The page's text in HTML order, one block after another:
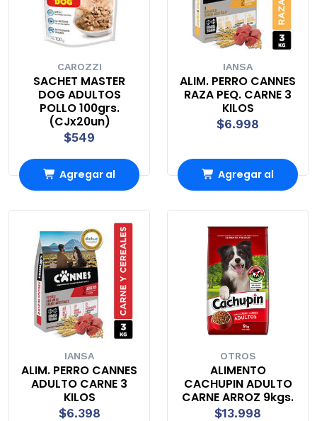
CAROZZI
SACHET MASTER
DOG ADULTOS
POLLO 100grs.
(CJx20un)
$549
Agregar al
IANSA
ALIM. PERRO CANNES
RAZA PEQ. CARNE 3
KILOS
$6.998
Agregar al
IANSA
ALIM. PERRO CANNES
ADULTO CARNE 3
KILOS
$6.398
OTROS
ALIMENTO
CACHUPIN ADULTO
CARNE ARROZ 9kgs.
$13.998